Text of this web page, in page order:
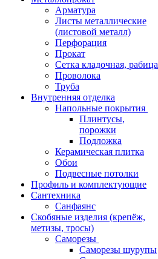
Арматура
Листы металлические
(листовой металл)
Перфорация
Прокат
Сетка кладочная, рабица
Проволока
Труба
Внутренняя отделка
Напольные покрытия
Плинтусы,
порожки
Подложка
Керамическая плитка
Обои
Подвесные потолки
Профиль и комплектующие
Сантехника
Санфаянс
Скобяные изделия (крепёж,
метизы, тросы)
Саморезы
Саморезы шурупы